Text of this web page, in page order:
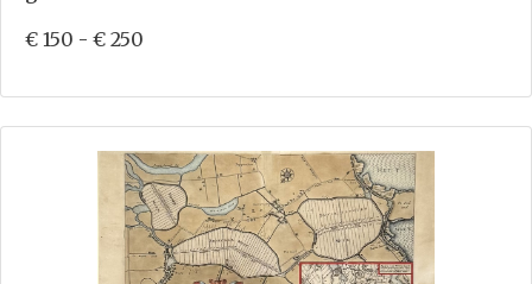
€ 150 - € 250